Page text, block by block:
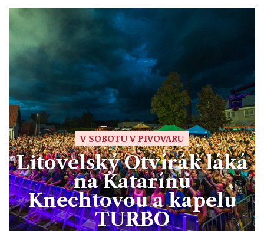
V SOBOTU V PIVOVARU
Litovelský Otvírák láká
na Katarínu
Knechtovou a kapelu
TURBO